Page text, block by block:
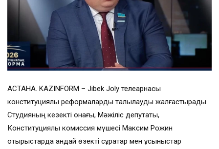
АСТАНА. KAZINFORM – Jibek Joly телеарнасы
конституциялық реформаларды талқылауды жалғастырады.
Студияның кезекті қонағы, Мәжіліс депутаты,
Конституциялық комиссия мүшесі Максим Рожин
отырыстарда қандай өзекті сұрақтар мен ұсыныстар